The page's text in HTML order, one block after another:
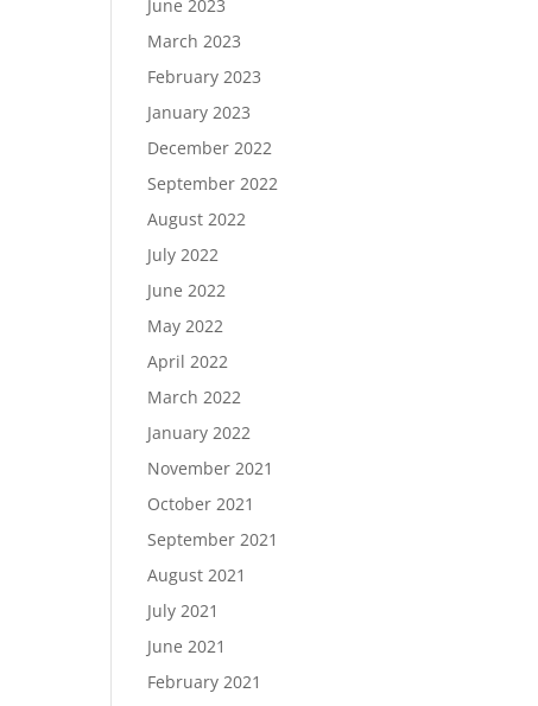
June 2023
March 2023
February 2023
January 2023
December 2022
September 2022
August 2022
July 2022
June 2022
May 2022
April 2022
March 2022
January 2022
November 2021
October 2021
September 2021
August 2021
July 2021
June 2021
February 2021